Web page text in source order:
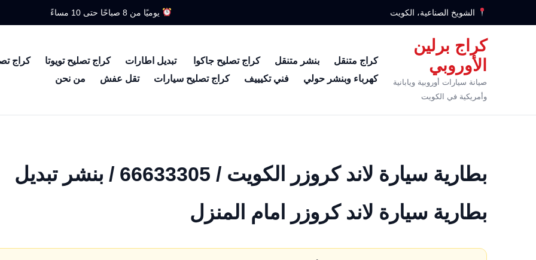
الشويخ الصناعية، الكويت يوميًا من 8 صباحًا حتى 10 مساءً
كراج برلين
الأوروبي
صيانة سيارات أوروبية ويابانية
وأمريكية في الكويت
كراج متنقل بنشر متنقل كراج تصليح جاكوا تبديل اطارات كراج تصليح تويوتا
كراج
كهرباء وبنشر حولي
فني تكيييف كراج تصليح سيارات تقل عفش من نحن
بطارية سيارة لاند كروزر الكويت / 66633305 / بنشر تبديل
بطارية سيارة لاند كروزر امام المنزل